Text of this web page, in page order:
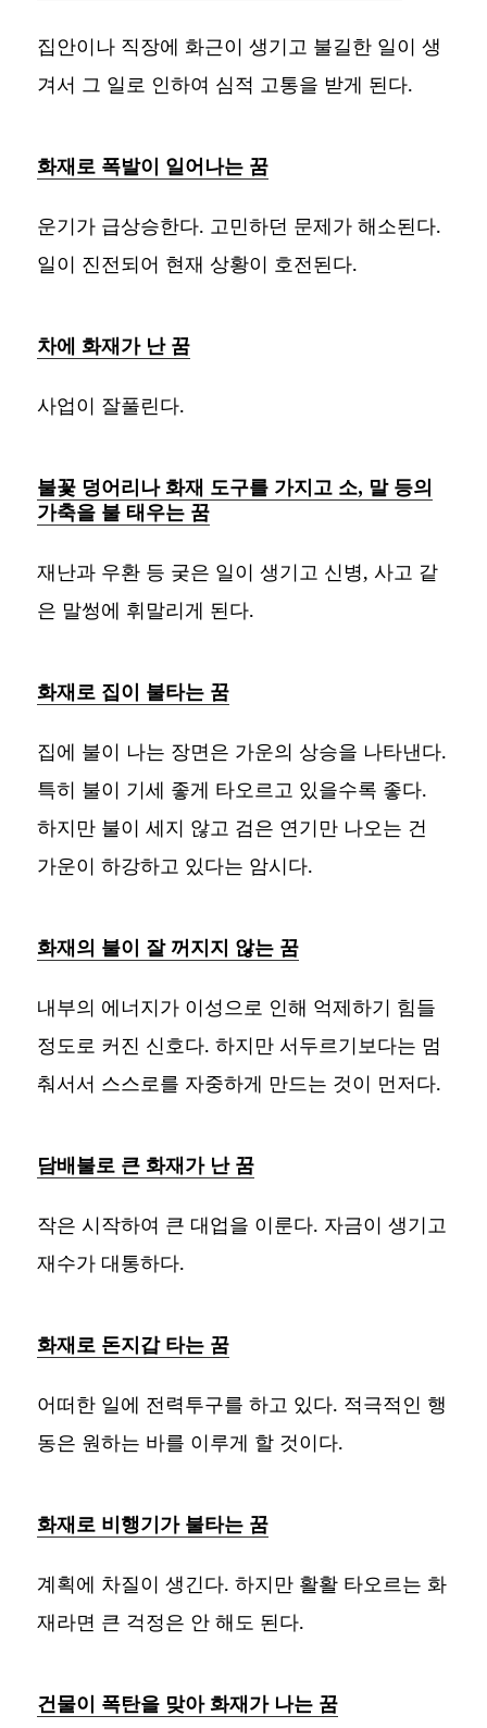
집안이나 직장에 화근이 생기고 불길한 일이 생
겨서 그 일로 인하여 심적 고통을 받게 된다.
화재로 폭발이 일어나는 꿈
운기가 급상승한다. 고민하던 문제가 해소된다.
일이 진전되어 현재 상황이 호전된다.
차에 화재가 난 꿈
사업이 잘풀린다.
불꽃 덩어리나 화재 도구를 가지고 소, 말 등의
가축을 불 태우는 꿈
재난과 우환 등 궂은 일이 생기고 신병, 사고 같
은 말썽에 휘말리게 된다.
화재로 집이 불타는 꿈
집에 불이 나는 장면은 가운의 상승을 나타낸다.
특히 불이 기세 좋게 타오르고 있을수록 좋다.
하지만 불이 세지 않고 검은 연기만 나오는 건
가운이 하강하고 있다는 암시다.
화재의 불이 잘 꺼지지 않는 꿈
내부의 에너지가 이성으로 인해 억제하기 힘들
정도로 커진 신호다. 하지만 서두르기보다는 멈
춰서서 스스로를 자중하게 만드는 것이 먼저다.
담배불로 큰 화재가 난 꿈
작은 시작하여 큰 대업을 이룬다. 자금이 생기고
재수가 대통하다.
화재로 돈지갑 타는 꿈
어떠한 일에 전력투구를 하고 있다. 적극적인 행
동은 원하는 바를 이루게 할 것이다.
화재로 비행기가 불타는 꿈
계획에 차질이 생긴다. 하지만 활활 타오르는 화
재라면 큰 걱정은 안 해도 된다.
건물이 폭탄을 맞아 화재가 나는 꿈